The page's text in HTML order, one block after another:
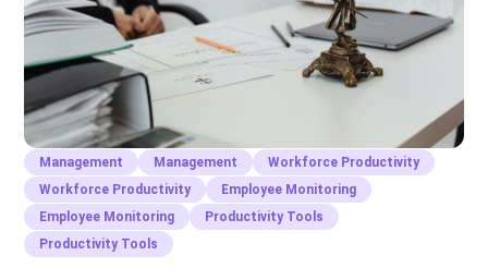
Management Management
Workforce Productivity
Workforce Productivity
Employee Monitoring
Employee Monitoring
Productivity Tools
Productivity Tools